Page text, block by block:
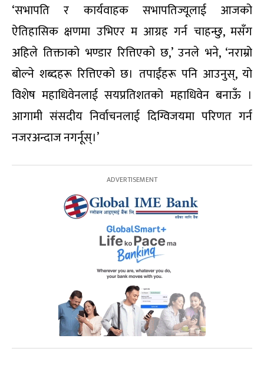
‘सभापति र कार्यवाहक सभापतिज्यूलाई आजको
ऐतिहासिक क्षणमा उभिएर म आग्रह गर्न चाहन्छु, मसँग
अहिले तिक्ताको भण्डार रित्तिएको छ,’ उनले भने, ‘नराम्रो
बोल्ने शब्दहरू रित्तिएको छ। तपाईंहरू पनि आउनुस्, यो
विशेष महाधिवेनलाई सयप्रतिशतको महाधिवेन बनाऊँ ।
आगामी संसदीय निर्वाचनलाई दिग्विजयमा परिणत गर्न
नजरअन्दाज नगर्नूस्।’